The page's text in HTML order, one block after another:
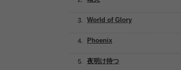
Phoenix
夜明け待つ
World of Glory